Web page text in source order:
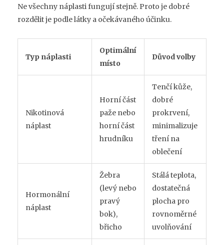
Ne všechny náplasti fungují stejně. Proto je dobré
rozdělit je podle látky a očekávaného účinku.
Typ náplasti
Optimální
místo
Důvod volby
Nikotinová
náplast
Horní část
paže nebo
horní část
hrudníku
Tenčí kůže,
dobré
prokrvení,
minimalizuje
tření na
oblečení
Hormonální
náplast
Žebra
(levý nebo
pravý
bok),
břicho
Stálá teplota,
dostatečná
plocha pro
rovnoměrné
uvolňování